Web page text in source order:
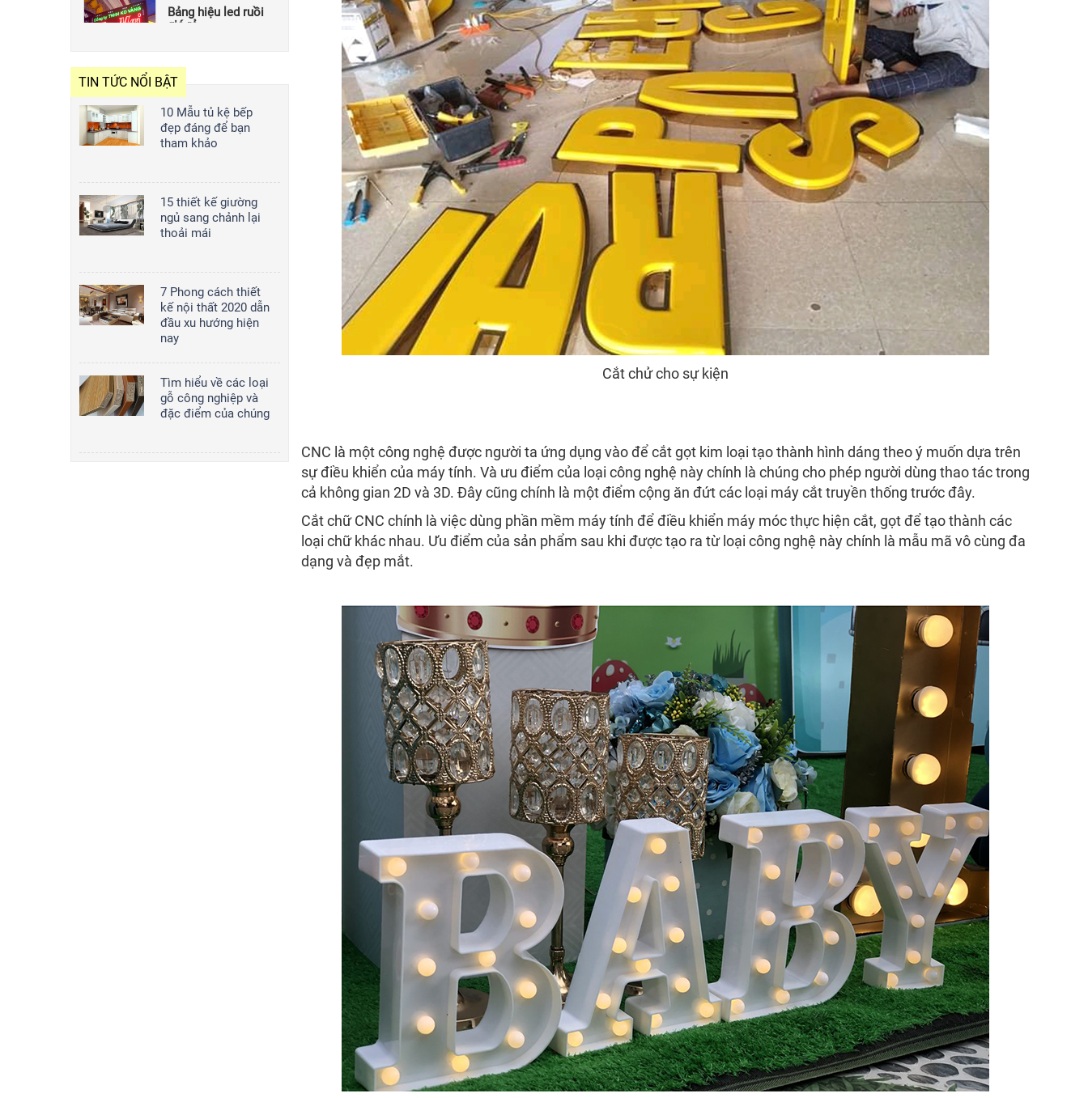
Cắt chử cho sự kiện
CNC là một công nghệ được người ta ứng dụng vào để cắt gọt kim loại tạo thành hình dáng theo ý muốn dựa trên
sự điều khiển của máy tính. Và ưu điểm của loại công nghệ này chính là chúng cho phép người dùng thao tác trong
cả không gian 2D và 3D. Đây cũng chính là một điểm cộng ăn đứt các loại máy cắt truyền thống trước đây.
Cắt chữ CNC chính là việc dùng phần mềm máy tính để điều khiển máy móc thực hiện cắt, gọt để tạo thành các
loại chữ khác nhau. Ưu điểm của sản phẩm sau khi được tạo ra từ loại công nghệ này chính là mẫu mã vô cùng đa
dạng và đẹp mắt.
Giá: Liên hệ
nổi giá rẻ
Giá: Liên hệ
TIN TỨC NỔI BẬT
10 Mẫu tủ kệ bếp
đẹp đáng để bạn
tham khảo
15 thiết kế giường
ngủ sang chảnh lại
thoải mái
7 Phong cách thiết
kế nội thất 2020 dẫn
đầu xu hướng hiện
nay
Tìm hiểu về các loại
gỗ công nghiệp và
đặc điểm của chúng